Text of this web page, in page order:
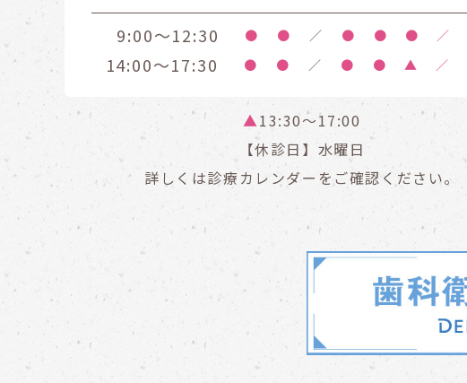
9:00～12:30 ● ● ／ ● ● ● ／
14:00～17:30 ● ● ／ ● ● ▲ ／
▲13:30〜17:00
【休診日】水曜日
詳しくは診療カレンダーをご確認ください。